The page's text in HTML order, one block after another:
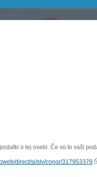
o tej osebi. Če so to vaši
direct/si/slv/conor/317953379